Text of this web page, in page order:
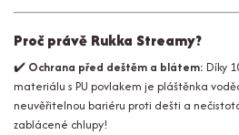
Proč právě Rukka Streamy?
✔️ Ochrana před deštěm a blátem: Díky
materiálu s PU povlakem je pláštěnka
neuvěřitelnou bariéru proti dešti a
zablácené chlupy!